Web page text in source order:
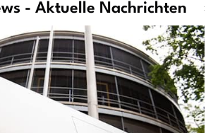
- Aktuelle Nachrichten